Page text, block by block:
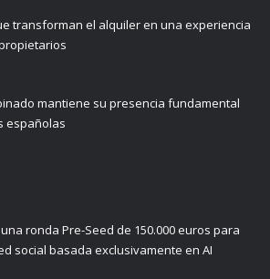
transforman el alquiler en una experiencia
mantiene su presencia fundamental
españolas
ronda Pre-Seed de 150.000 euros para
social basada exclusivamente en AI